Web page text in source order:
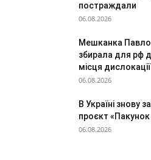
постраждали
06.08.2026
Мешканка
збирала для рф
місця
06.08.2026
В Україні знову
проєкт
06.08.2026